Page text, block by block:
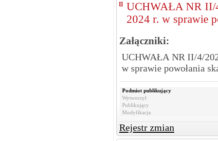
UCHWAŁA NR II/
2024 r. w sprawie
Załączniki:
UCHWAŁA NR II/4/
w sprawie powołania
Podmiot publikujący
Wytworzył
Publikujący
Modyfikacja
Rejestr zmian